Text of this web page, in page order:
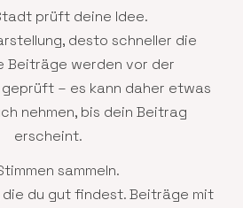
prüft deine Idee.
desto schneller die
Beiträge werden vor der
– es kann daher etwas
nehmen, bis dein Beitrag
erscheint.
sammeln.
die du gut findest. Beiträge mit